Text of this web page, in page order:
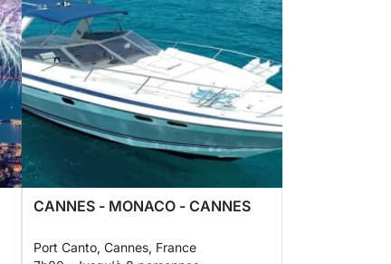
CANNES - MONACO - CANNES
Port Canto, Cannes, France